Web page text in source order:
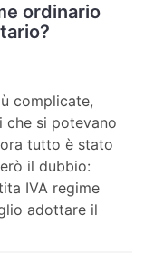
ordinario
complicate,
che si potevano
tutto è stato
il dubbio:
IVA regime
adottare il